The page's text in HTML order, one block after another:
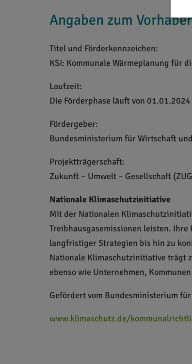
Angaben zum
Titel und Förderkennzeichen:
KSI: Kommunale Wärmeplanung für
Laufzeit:
Die Förderphase läuft von
Fördergeber:
Bundesministerium für Wirtschaft
Projektträgerschaft:
Zukunft – Umwelt – Gesellschaft
Nationale Klimaschutzinitiative
Mit der Nationalen
Treibhausgasemissionen leisten.
langfristiger Strategien bis hin zu
Nationale Klimaschutzinitiative trägt
ebenso wie Unternehmen,
Gefördert vom Bundesministerium
www.klimaschutz.de/